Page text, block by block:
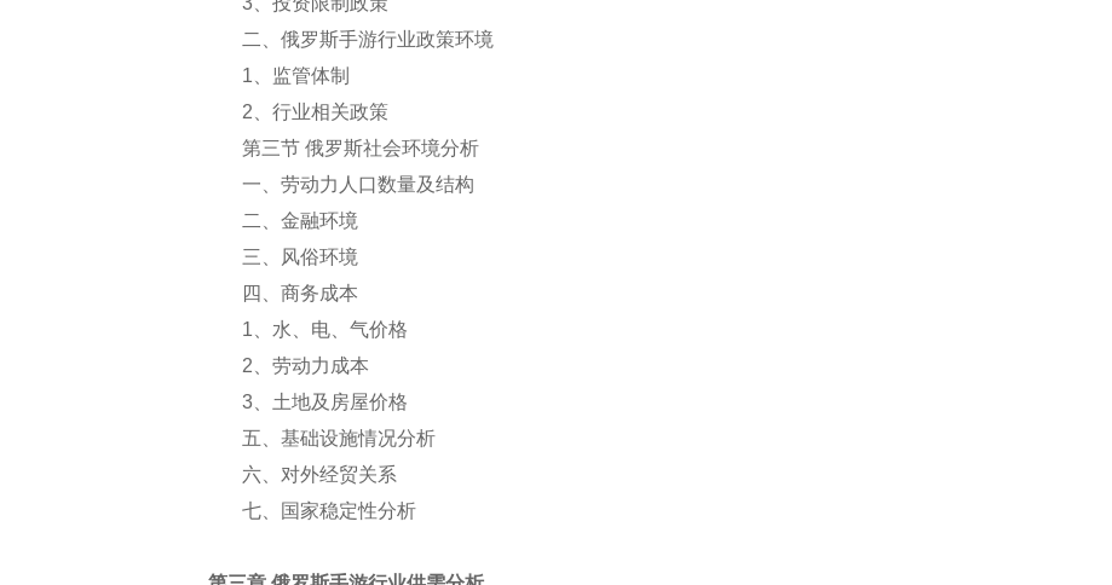
二、俄罗斯手游行业政策环境
1 、监管体制
2 、行业相关政策
第三节 俄罗斯社会环境分析
一、劳动力人口数量及结构
二、金融环境
三、风俗环境
四、商务成本
1 、水、电、气价格
2 、劳动力成本
3 、土地及房屋价格
五、基础设施情况分析
六、对外经贸关系
七、国家稳定性分析